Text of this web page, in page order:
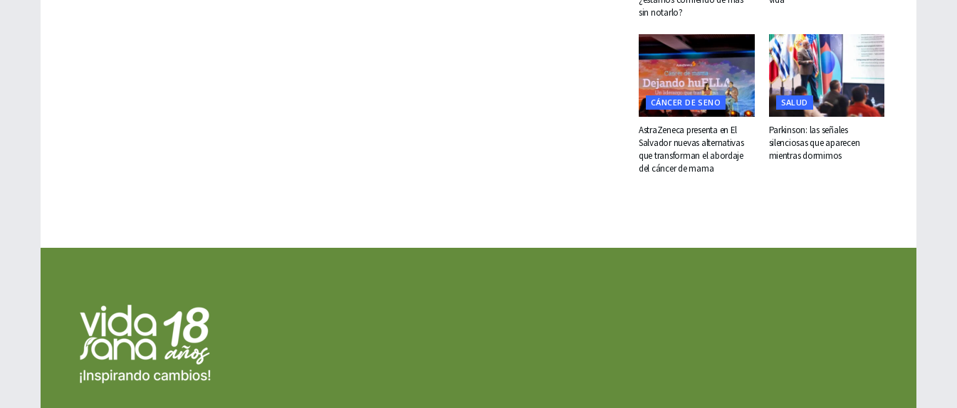
sin notarlo?
CÁNCER DE SENO
AstraZeneca presenta en El
Salvador nuevas alternativas
que transforman el abordaje
del cáncer de mama
SALUD
Parkinson: las señales
silenciosas que aparecen
mientras dormimos